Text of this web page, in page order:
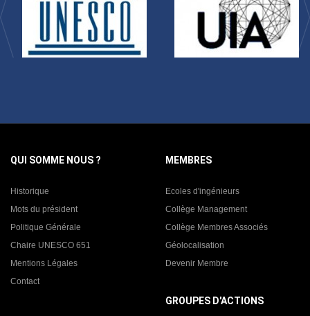
QUI SOMME NOUS ?
Historique
Mots du président
Politique Générale
Chaire UNESCO 651
Mentions Légales
Contact
MEMBRES
Ecoles d'ingénieurs
Collège Management
Collège Membres Associés
Géolocalisation
Devenir Membre
GROUPES D'ACTIONS